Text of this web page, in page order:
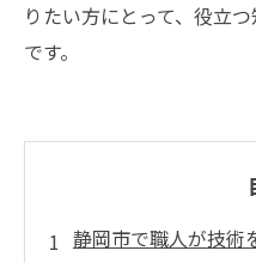
りたい方にとって、役立
です。
静岡市で職人が技術